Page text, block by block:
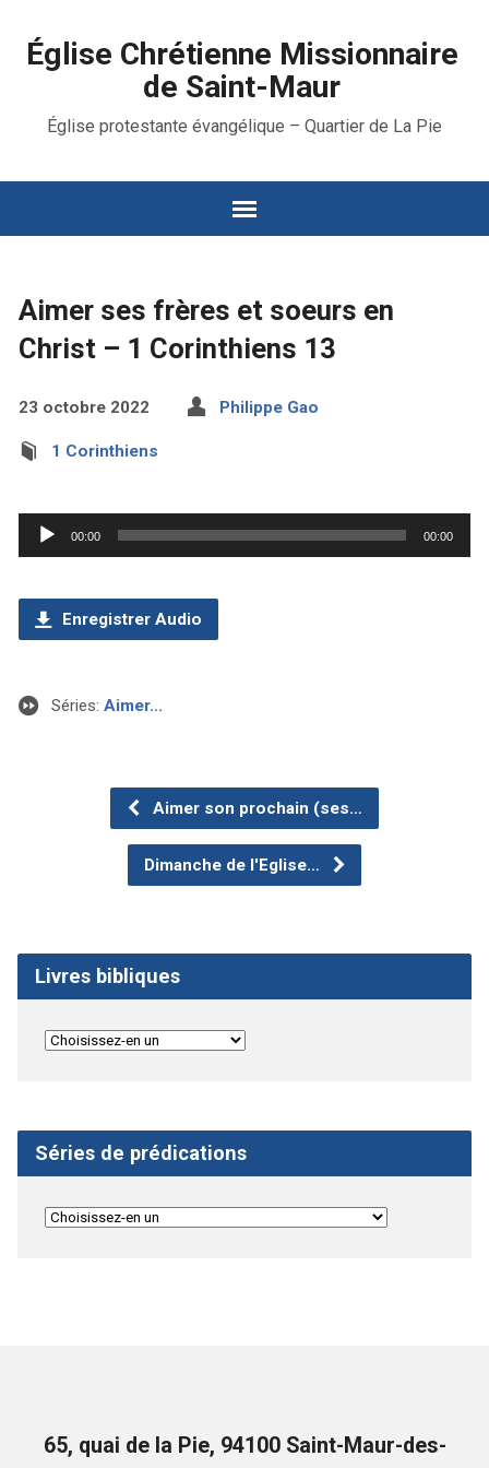
Église Chrétienne Missionnaire
de Saint-Maur
Église protestante évangélique – Quartier de La Pie
Aimer ses frères et soeurs en
Christ – 1 Corinthiens 13
23 octobre 2022 Philippe Gao
1 Corinthiens
Lecteur
audio
00:00 00:00
Enregistrer Audio
Séries: Aimer...
Aimer son prochain (ses…
Dimanche de l'Eglise…
Livres bibliques
Séries de prédications
65, quai de la Pie, 94100 Saint-Maur-des-